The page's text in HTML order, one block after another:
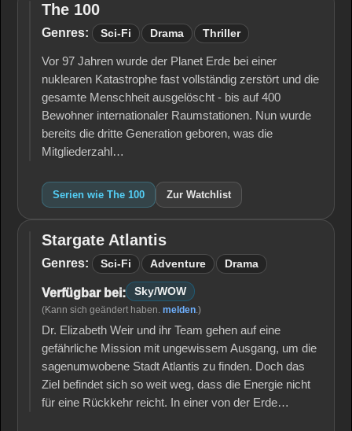
The
100
The 100
Genres: Sci-Fi Drama Thriller
Vor 97 Jahren wurde der Planet Erde bei einer
nuklearen Katastrophe fast vollständig zerstört und die
gesamte Menschheit ausgelöscht - bis auf 400
Bewohner internationaler Raumstationen. Nun wurde
bereits die dritte Generation geboren, was die
Mitgliederzahl…
Serien wie The 100 Zur Watchlist
Stargate
Atlantis
Stargate Atlantis
Genres: Sci-Fi Adventure Drama
Verfügbar bei: Sky/WOW
(Kann sich geändert haben. melden.)
Dr. Elizabeth Weir und ihr Team gehen auf eine
gefährliche Mission mit ungewissem Ausgang, um die
sagenumwobene Stadt Atlantis zu finden. Doch das
Ziel befindet sich so weit weg, dass die Energie nicht
für eine Rückkehr reicht. In einer von der Erde…